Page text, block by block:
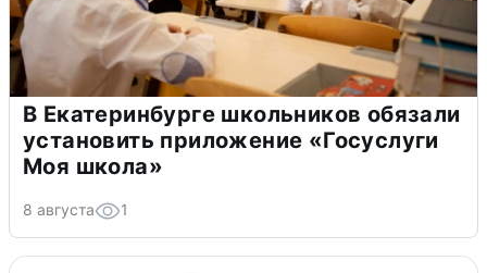
В Екатеринбурге школьников обязали
установить приложение «Госуслуги
Моя школа»
8 августа 1